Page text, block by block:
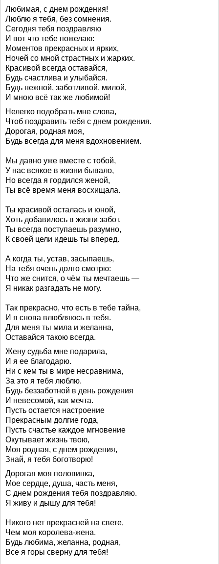
Любимая, с днем рождения!
Люблю я тебя, без сомнения.
Сегодня тебя поздравляю
И вот что тебе пожелаю:
Моментов прекрасных и ярких,
Ночей со мной страстных и жарких.
Красивой всегда оставайся,
Будь счастлива и улыбайся.
Будь нежной, заботливой, милой,
И мною всё так же любимой!
Нелегко подобрать мне слова,
Чтоб поздравить тебя с днем рождения.
Дорогая, родная моя,
Будь всегда для меня вдохновением.
Мы давно уже вместе с тобой,
У нас всякое в жизни бывало,
Но всегда я гордился женой,
Ты всё время меня восхищала.
Ты красивой осталась и юной,
Хоть добавилось в жизни забот.
Ты всегда поступаешь разумно,
К своей цели идешь ты вперед.
А когда ты, устав, засыпаешь,
На тебя очень долго смотрю:
Что же снится, о чём ты мечтаешь —
Я никак разгадать не могу.
Так прекрасно, что есть в тебе тайна,
И я снова влюбляюсь в тебя.
Для меня ты мила и желанна,
Оставайся такою всегда.
Жену судьба мне подарила,
И я ее благодарю.
Ни с кем ты в мире несравнима,
За это я тебя люблю.
Будь беззаботной в день рождения
И невесомой, как мечта.
Пусть остается настроение
Прекрасным долгие года,
Пусть счастье каждое мгновение
Окутывает жизнь твою,
Моя родная, с днем рождения,
Знай, я тебя боготворю!
Дорогая моя половинка,
Мое сердце, душа, часть меня,
С днем рождения тебя поздравляю.
Я живу и дышу для тебя!
Никого нет прекрасней на свете,
Чем моя королева-жена.
Будь любима, желанна, родная,
Все я горы сверну для тебя!